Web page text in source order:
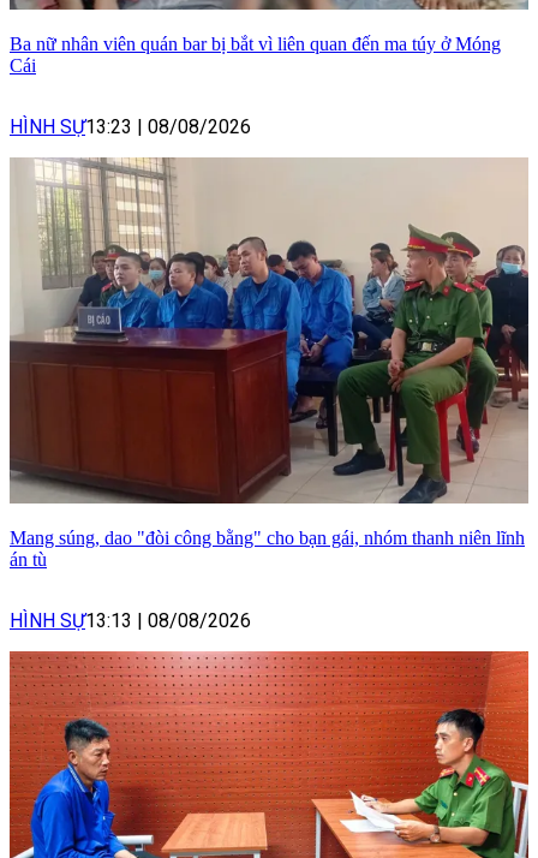
Ba nữ nhân viên quán bar bị bắt vì liên quan đến ma túy ở Móng
Cái
HÌNH SỰ13:23 08/08/2026
Mang súng, dao "đòi công bằng" cho bạn gái, nhóm thanh niên lĩnh
án tù
HÌNH SỰ13:13 08/08/2026